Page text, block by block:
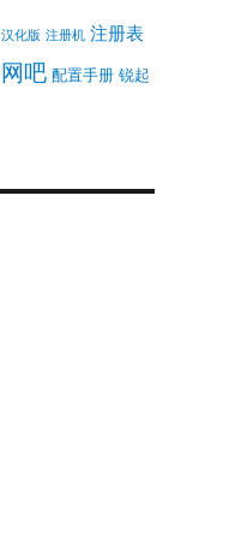
汉化版 注册机 注册表
网吧 配置手册 锐起